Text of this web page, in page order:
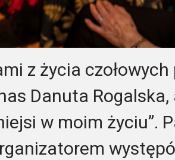
z życia
Danuta
w moim życiu”.